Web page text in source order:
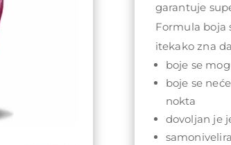
garantuje
Formula boja
itekako zna
boje se
boje se
nokta
dovoljan je